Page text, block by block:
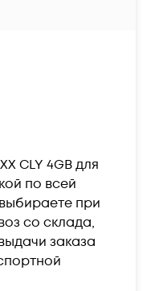
CLY 4GB для
по всей
при
со склада,
заказа